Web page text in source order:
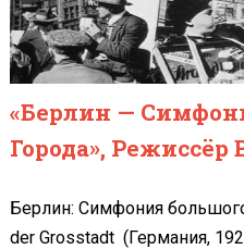
«Берлин —
Города»,
Берлин: Симфония
der Grosstadt (Германия,